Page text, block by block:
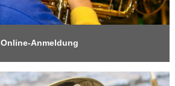
Online-Anmeldung